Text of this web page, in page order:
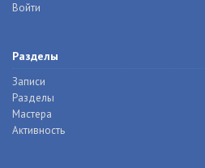
Войти
Разделы
Записи
Разделы
Мастера
Активность